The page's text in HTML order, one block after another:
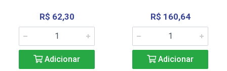
R$ 62,30
Adicionar
R$ 160,64
Adicionar